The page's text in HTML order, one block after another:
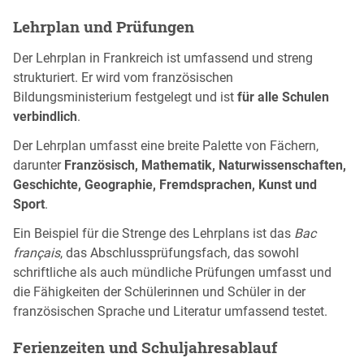
Lehrplan und Prüfungen
Der Lehrplan in Frankreich ist umfassend und streng
strukturiert. Er wird vom französischen
Bildungsministerium festgelegt und ist für alle Schulen
verbindlich.
Der Lehrplan umfasst eine breite Palette von Fächern,
darunter Französisch, Mathematik, Naturwissenschaften,
Geschichte, Geographie, Fremdsprachen, Kunst und
Sport.
Ein Beispiel für die Strenge des Lehrplans ist das Bac
français, das Abschlussprüfungsfach, das sowohl
schriftliche als auch mündliche Prüfungen umfasst und
die Fähigkeiten der Schülerinnen und Schüler in der
französischen Sprache und Literatur umfassend testet.
Ferienzeiten und Schuljahresablauf